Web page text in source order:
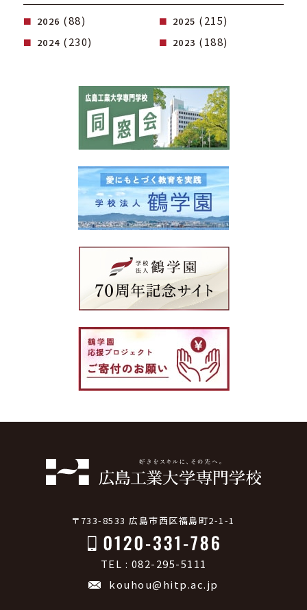
2026 (88) 2025 (215)
2024 (230) 2023 (188)
〒733-8533 広島市西区福島町2-1-1
TEL : 082-295-5111
kouhou@hitp.ac.jp